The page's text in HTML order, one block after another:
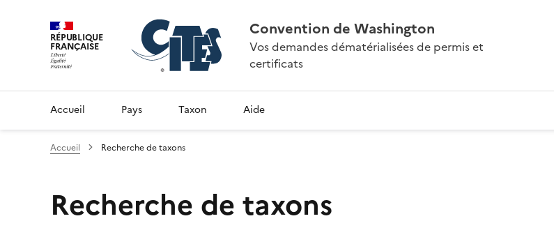
RÉPUBLIQUE
FRANÇAISE
Convention de Washington
Vos demandes dématérialisées de permis et
certificats
Accueil Pays Taxon Aide
Accueil Recherche de taxons
Recherche de taxons